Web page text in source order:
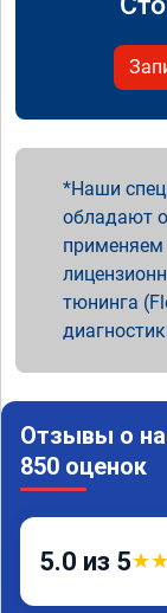
Наши
обладают
применяем
тюнинга
Отзывы о
850 оценок
5.0 из 5★★